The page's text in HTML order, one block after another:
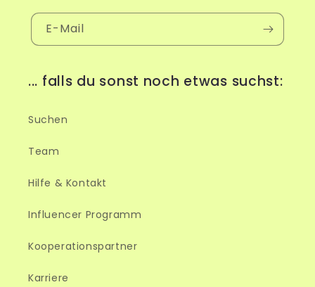
E-Mail
... falls du sonst noch etwas suchst:
Suchen
Team
Hilfe & Kontakt
Influencer Programm
Kooperationspartner
Karriere